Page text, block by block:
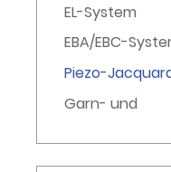
EL-System
EBA/EBC-
Piezo-
Garn- und